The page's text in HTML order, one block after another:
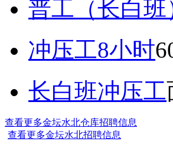
普工（长白班
冲压工8小时
长白班冲压工
查看更多金坛水北仓库招聘信息
查看更多金坛水北招聘信息